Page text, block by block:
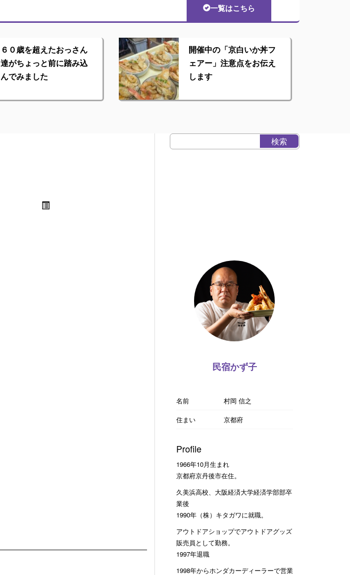
一覧はこちら
６０歳を超えたおっさん
達がちょっと前に踏み込
んでみました
開催中の「京白いか丼フ
ェアー」注意点をお伝え
します
民宿かず子
名前
村岡 信之
住まい
京都府
Profile
1966年10月生まれ
京都府京丹後市在住。
久美浜高校、大阪経済大学経済学部部卒
業後
1990年（株）キタガワに就職。
アウトドアショップでアウトドアグッズ
販売員として勤務。
1997年退職
1998年からホンダカーディーラーで営業